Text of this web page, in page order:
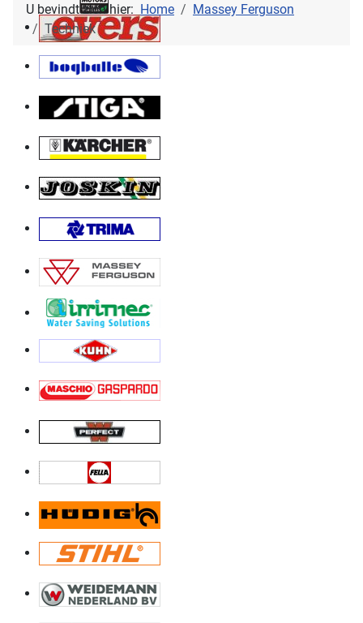
U bevindt zich hier: Home
Massey Ferguson
Techniek